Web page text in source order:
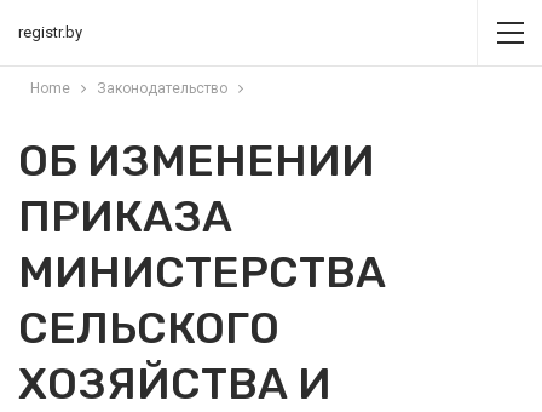
registr.by
Home Законодательство
ОБ ИЗМЕНЕНИИ
ПРИКАЗА
МИНИСТЕРСТВА
СЕЛЬСКОГО
ХОЗЯЙСТВА И